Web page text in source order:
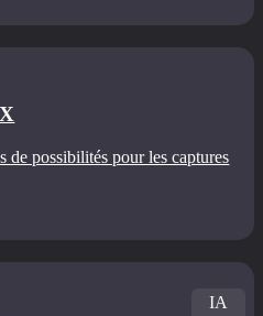
de possibilités pour les captures
IA